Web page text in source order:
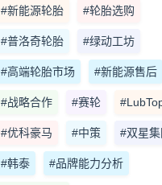
#新能源轮胎 #轮胎选购
#普洛奇轮胎 #绿动工坊
#高端轮胎市场 #新能源售后
#战略合作 #赛轮
#优科豪马 #中策 #双星集
#韩泰 #品牌能力分析